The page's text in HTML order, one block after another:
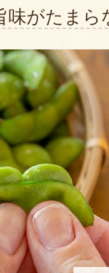
味がたまら